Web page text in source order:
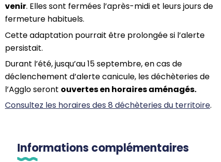
venir. Elles sont fermées l’après-midi et leurs jours de
fermeture habituels.
Cette adaptation pourrait être prolongée si l’alerte
persistait.
Durant l’été, jusqu’au 15 septembre, en cas de
déclenchement d’alerte canicule, les déchèteries de
l’Agglo seront ouvertes en horaires aménagés.
Consultez les horaires des 8 déchèteries du territoire.
Informations complémentaires